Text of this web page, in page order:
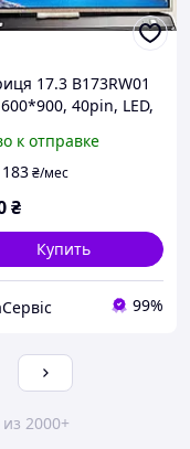
17.3 B173RW01
40pin, LED,
Б.У
к отправке
183₴/мес
₴
Купить
99%
2000+